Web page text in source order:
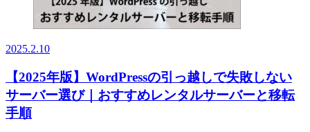
2025.2.10
【2025年版】WordPressの引っ越しで失敗しない
サーバー選び｜おすすめレンタルサーバーと移転
手順